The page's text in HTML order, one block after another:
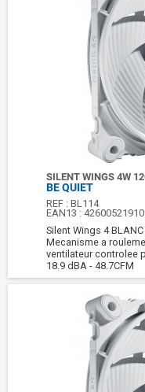
SILENT WINGS 4W
BE QUIET
REF :BL114
EAN13 :
Silent Wings 4
Mecanisme a
ventilateur controlee
18.9 dBA - 48.7CFM